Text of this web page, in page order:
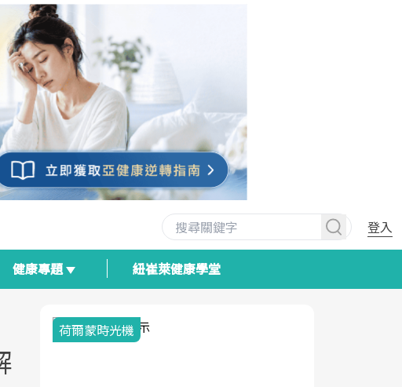
登入
健康專題 紐崔萊健康學堂
荷爾蒙時光機